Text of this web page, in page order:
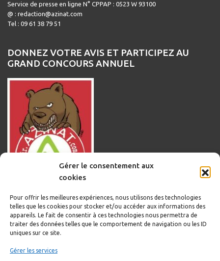
Gérer le consentement aux
cookies
Pour offrir les meilleures expériences, nous utilisons des technologies
telles que les cookies pour stocker et/ou accéder aux informations des
appareils. Le fait de consentir à ces technologies nous permettra de
traiter des données telles que le comportement de navigation ou les ID
uniques sur ce site.
Gérer les services
Service de presse en ligne N° CPPAP : 0523 W 93100
@ : redaction@azinat.com
Tel : 09 61 38 79 51
DONNEZ VOTRE AVIS ET PARTICIPEZ AU
GRAND CONCOURS ANNUEL
Informations légales